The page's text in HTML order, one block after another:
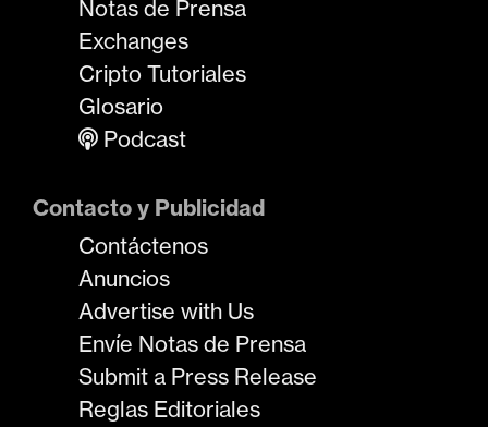
Notas de Prensa
Exchanges
Cripto Tutoriales
Glosario
Podcast
Contacto y Publicidad
Contáctenos
Anuncios
Advertise with Us
Envíe Notas de Prensa
Submit a Press Release
Reglas Editoriales